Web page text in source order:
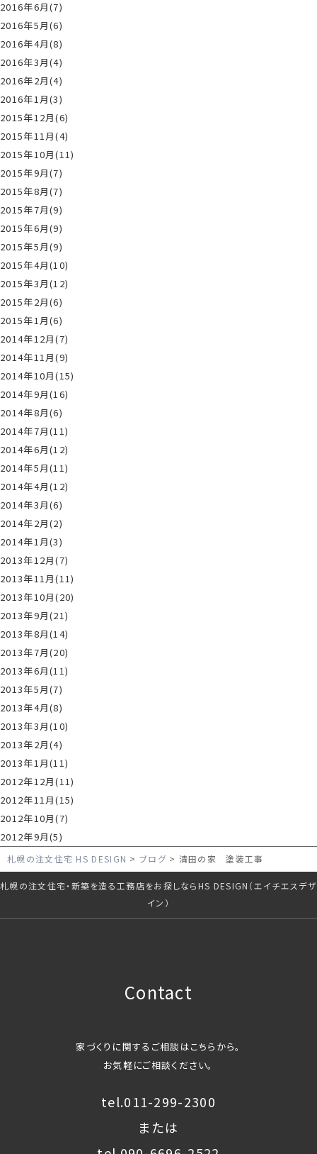
2016年6月(7)
2016年5月(6)
2016年4月(8)
2016年3月(4)
2016年2月(4)
2016年1月(3)
2015年12月(6)
2015年11月(4)
2015年10月(11)
2015年9月(7)
2015年8月(7)
2015年7月(9)
2015年6月(9)
2015年5月(9)
2015年4月(10)
2015年3月(12)
2015年2月(6)
2015年1月(6)
2014年12月(7)
2014年11月(9)
2014年10月(15)
2014年9月(16)
2014年8月(6)
2014年7月(11)
2014年6月(12)
2014年5月(11)
2014年4月(12)
2014年3月(6)
2014年2月(2)
2014年1月(3)
2013年12月(7)
2013年11月(11)
2013年10月(20)
2013年9月(21)
2013年8月(14)
2013年7月(20)
2013年6月(11)
2013年5月(7)
2013年4月(8)
2013年3月(10)
2013年2月(4)
2013年1月(11)
2012年12月(11)
2012年11月(15)
2012年10月(7)
2012年9月(5)
札幌の注文住宅 HS DESIGN ブログ 清田の家 塗装工事
札幌の注文住宅・新築を造る工務店をお探しならHS DESIGN（エイチエスデザ
イン）
Contact
家づくりに関するご相談はこちらから。
お気軽にご相談ください。
tel.011-299-2300
または